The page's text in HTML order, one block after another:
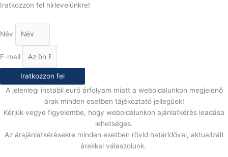
Iratkozzon fel hírlevelünkre!
Név
E-mail
Iratkozzon fel
A jelenlegi instabil euró árfolyam miatt a weboldalunkon megjelenő
árak minden esetben tájékoztató jellegűek!
Kérjük vegye figyelembe, hogy weboldalunkon ajánlatkérés leadása
lehetséges.
Az árajánlatkérésekre minden esetben rövid határidővel, aktualizált
árakkal válaszolunk.